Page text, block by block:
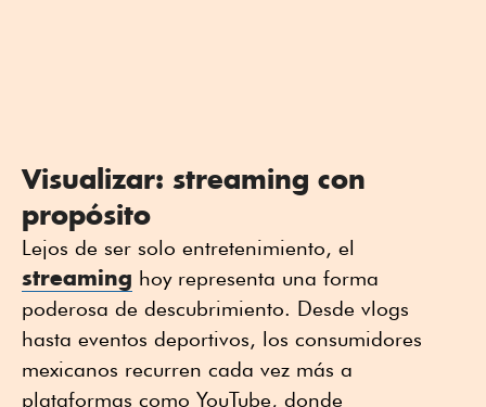
Visualizar: streaming con
propósito
Lejos de ser solo entretenimiento, el
streaming hoy representa una forma
poderosa de descubrimiento. Desde vlogs
hasta eventos deportivos, los consumidores
mexicanos recurren cada vez más a
plataformas como YouTube, donde